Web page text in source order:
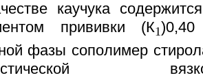
каучука
прививки (К1
фазы сополимер